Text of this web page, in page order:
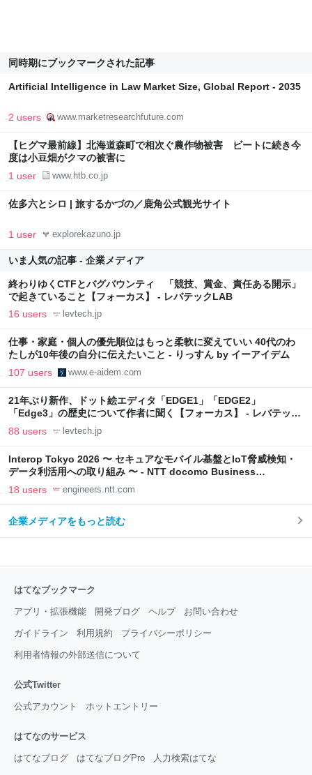
同時期にブックマークされた記事
Artificial Intelligence in Law Market Size, Global Report - 2035
2 users www.marketresearchfuture.com
【ヒグマ最前線】北海道森町で相次ぐ農作物被害 ビートに続き今
度は小豆畑がクマの被害に
1 user www.htb.co.jp
佐多六とシロ | 旅するかづの／鹿角公式観光サイト
1 user explorekazuno.jp
いま人気の記事 - 企業メディア
終わりゆくCTFとバグバウンティ 「競技、賞金、責任ある開示」
で起きていること【フォーカス】 - レバテックLAB
16 users levtech.jp
仕事・家庭・個人の優先順位はもっと柔軟に変えていい 40代のわ
たしが10年後の自分に伝えたいこと - りっすん by イーアイデム
107 users www.e-aidem.com
21年ぶり新作、ドット絵エディタ「EDGE1」「EDGE2」
「Edge3」の歴史について作者に聞く【フォーカス】 - レバテック
LAB
88 users levtech.jp
Interop Tokyo 2026 〜 セキュアなモバイル基盤とIoT脅威検知・
データ利活用への取り組み 〜 - NTT docomo Business
Engineers' Blog
18 users engineers.ntt.com
企業メディアをもっと読む
はてなブックマーク
アプリ・拡張機能 開発ブログ ヘルプ お問い合わせ
ガイドライン 利用規約 プライバシーポリシー
利用者情報の外部送信について
公式Twitter
公式アカウント ホットエントリー
はてなのサービス
はてなブログ はてなブログPro 人力検索はてな